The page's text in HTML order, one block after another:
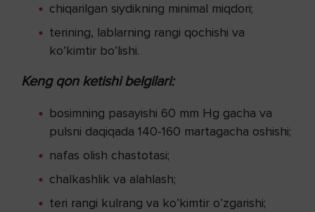
chiqarilgan siydikning minimal miqdori;
terining, lablarning rangi qochishi va
ko’kimtir bo’lishi.
Keng qon ketishi belgilari:
bosimning pasayishi 60 mm Hg gacha va
pulsni daqiqada 140-160 martagacha oshishi;
nafas olish chastotasi;
chalkashlik va alahlash;
teri rangi kulrang va ko’kimtir o’zgarishi;